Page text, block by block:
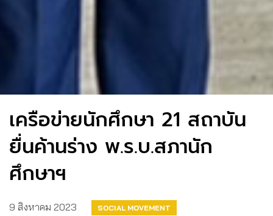
เครือข่ายนักศึกษา 21 สถาบัน
ยื่นค้านร่าง พ.ร.บ.สภานัก
ศึกษาฯ
9 สิงหาคม 2023 SOCIAL MOVEMENT